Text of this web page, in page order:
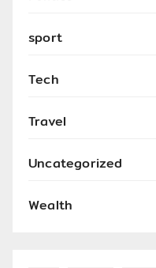
sport
Tech
Travel
Uncategorized
Wealth